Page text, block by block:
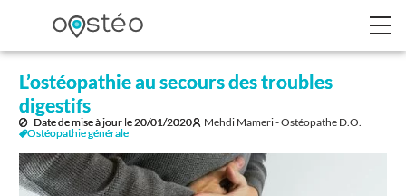
L’ostéopathie au secours des troubles
digestifs
Date de mise à jour le20/01/2020
Mehdi Mameri - Ostéopathe D.O.
Ostéopathie générale